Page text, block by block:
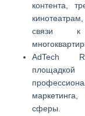
контента,
связи к
AdTech
сферы.